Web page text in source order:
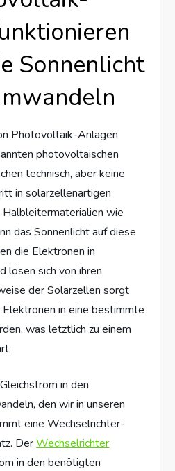
Sonnenlicht
Photovoltaik-Anlagen
photovoltaischen
technisch, aber keine
in solarzellenartigen
wie
das Sonnenlicht auf diese
die Elektronen in
lösen sich von ihren
der Solarzellen sorgt
in eine bestimmte
was letztlich zu einem
in den
den wir in unseren
eine Wechselrichter-
DerWechselrichter
in den benötigten